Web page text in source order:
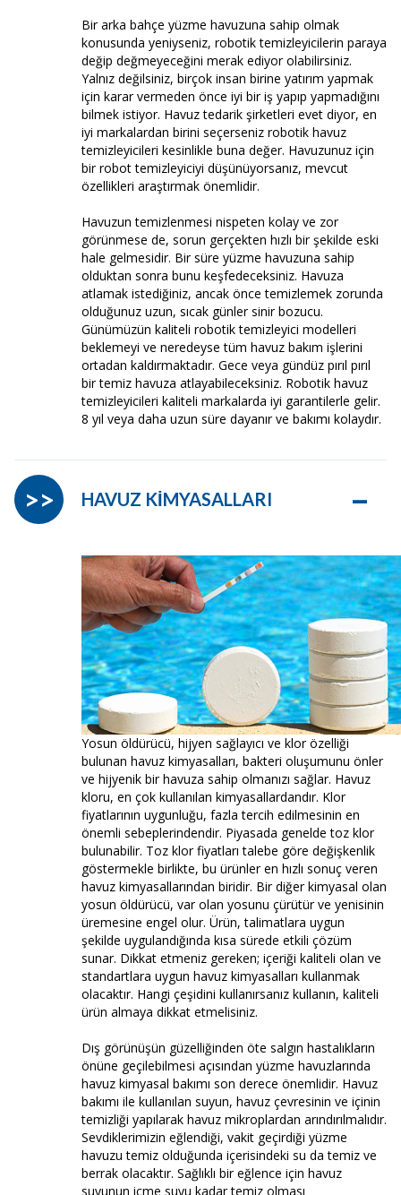
Bir arka bahçe yüzme havuzuna sahip olmak
konusunda yeniyseniz, robotik temizleyicilerin paraya
değip değmeyeceğini merak ediyor olabilirsiniz.
Yalnız değilsiniz, birçok insan birine yatırım yapmak
için karar vermeden önce iyi bir iş yapıp yapmadığını
bilmek istiyor. Havuz tedarik şirketleri evet diyor, en
iyi markalardan birini seçerseniz robotik havuz
temizleyicileri kesinlikle buna değer. Havuzunuz için
bir robot temizleyiciyi düşünüyorsanız, mevcut
özellikleri araştırmak önemlidir.
Havuzun temizlenmesi nispeten kolay ve zor
görünmese de, sorun gerçekten hızlı bir şekilde eski
hale gelmesidir. Bir süre yüzme havuzuna sahip
olduktan sonra bunu keşfedeceksiniz. Havuza
atlamak istediğiniz, ancak önce temizlemek zorunda
olduğunuz uzun, sıcak günler sinir bozucu.
Günümüzün kaliteli robotik temizleyici modelleri
beklemeyi ve neredeyse tüm havuz bakım işlerini
ortadan kaldırmaktadır. Gece veya gündüz pırıl pırıl
bir temiz havuza atlayabileceksiniz. Robotik havuz
temizleyicileri kaliteli markalarda iyi garantilerle gelir.
8 yıl veya daha uzun süre dayanır ve bakımı kolaydır.
HAVUZ KİMYASALLARI –
>>
Yosun öldürücü, hijyen sağlayıcı ve klor özelliği
bulunan havuz kimyasalları, bakteri oluşumunu önler
ve hijyenik bir havuza sahip olmanızı sağlar. Havuz
kloru, en çok kullanılan kimyasallardandır. Klor
fiyatlarının uygunluğu, fazla tercih edilmesinin en
önemli sebeplerindendir. Piyasada genelde toz klor
bulunabilir. Toz klor fiyatları talebe göre değişkenlik
göstermekle birlikte, bu ürünler en hızlı sonuç veren
havuz kimyasallarından biridir. Bir diğer kimyasal olan
yosun öldürücü, var olan yosunu çürütür ve yenisinin
üremesine engel olur. Ürün, talimatlara uygun
şekilde uygulandığında kısa sürede etkili çözüm
sunar. Dikkat etmeniz gereken; içeriği kaliteli olan ve
standartlara uygun havuz kimyasalları kullanmak
olacaktır. Hangi çeşidini kullanırsanız kullanın, kaliteli
ürün almaya dikkat etmelisiniz.
Dış görünüşün güzelliğinden öte salgın hastalıkların
önüne geçilebilmesi açısından yüzme havuzlarında
havuz kimyasal bakımı son derece önemlidir. Havuz
bakımı ile kullanılan suyun, havuz çevresinin ve içinin
temizliği yapılarak havuz mikroplardan arındırılmalıdır.
Sevdiklerimizin eğlendiği, vakit geçirdiği yüzme
havuzu temiz olduğunda içerisindeki su da temiz ve
berrak olacaktır. Sağlıklı bir eğlence için havuz
suyunun içme suyu kadar temiz olması